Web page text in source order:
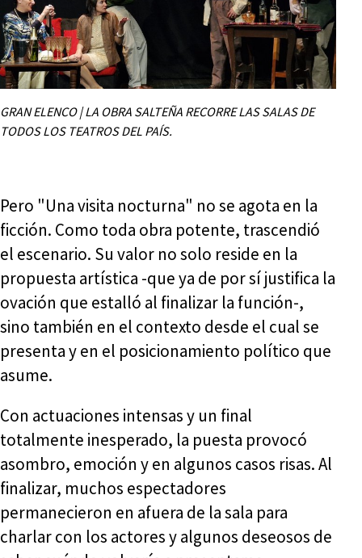
GRAN ELENCO | LA OBRA SALTEÑA RECORRE LAS SALAS DE
TODOS LOS TEATROS DEL PAÍS.
Pero "Una visita nocturna" no se agota en la
ficción. Como toda obra potente, trascendió
el escenario. Su valor no solo reside en la
propuesta artística -que ya de por sí justifica la
ovación que estalló al finalizar la función-,
sino también en el contexto desde el cual se
presenta y en el posicionamiento político que
asume.
Con actuaciones intensas y un final
totalmente inesperado, la puesta provocó
asombro, emoción y en algunos casos risas. Al
finalizar, muchos espectadores
permanecieron en afuera de la sala para
charlar con los actores y algunos deseosos de